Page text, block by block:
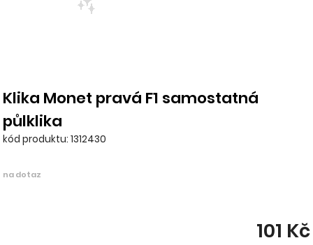
Klika Monet pravá F1 samostatná
půlklika
kód produktu: 1312430
na dotaz
101 Kč